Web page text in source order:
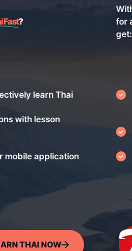
Fast?
for
get:
learn Thai
with lesson
mobile application
THAI NOW